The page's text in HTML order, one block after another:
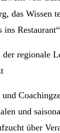
das Wissen
ins
regionale
und
über